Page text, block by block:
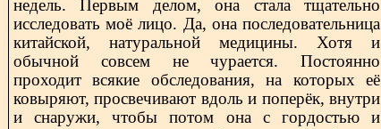
недель. Первым делом, она стала тщательно
исследовать моё лицо. Да, она последовательница
китайской, натуральной медицины. Хотя и
обычной совсем не чурается. Постоянно
проходит всякие обследования, на которых её
ковыряют, просвечивают вдоль и поперёк, внутри
и снаружи, чтобы потом она с гордостью и